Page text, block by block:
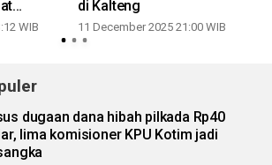
WIB
di Kalteng
11 December 2025 21:00 WIB
dugaan dana hibah pilkada Rp40
lima komisioner KPU Kotim jadi